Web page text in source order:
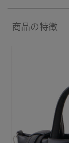
商品の特徴